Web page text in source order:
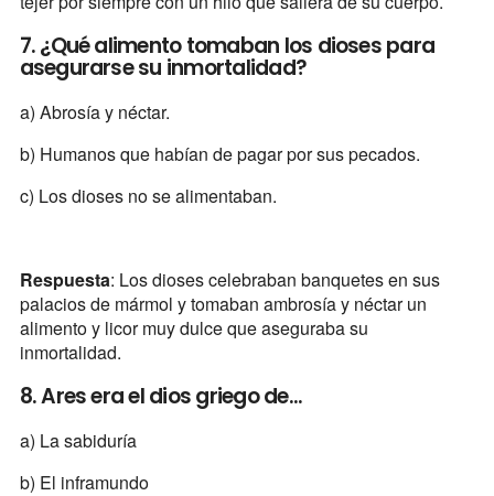
7. ¿Qué alimento tomaban los dioses para
asegurarse su inmortalidad?
a) Abrosía y néctar.
b) Humanos que habían de pagar por sus pecados.
c) Los dioses no se alimentaban.
Respuesta: Los dioses celebraban banquetes en sus
palacios de mármol y tomaban ambrosía y néctar un
alimento y licor muy dulce que aseguraba su
inmortalidad.
8. Ares era el dios griego de...
a) La sabiduría
b) El inframundo